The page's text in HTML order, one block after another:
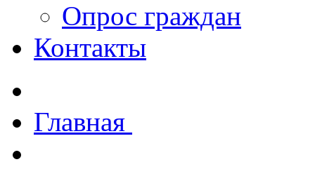
Опрос граждан
Контакты
Главная